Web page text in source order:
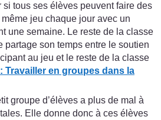
tous ses élèves peuvent faire des
jeu chaque jour avec un
une semaine. Le reste de la classe
partage son temps entre le soutien
au jeu et le reste de la classe
Travailler en groupes dans la
groupe d’élèves a plus de mal à
Elle donne donc à ces élèves